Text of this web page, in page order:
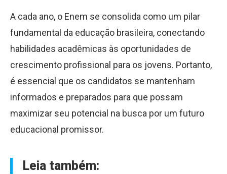
A cada ano, o Enem se consolida como um pilar
fundamental da educação brasileira, conectando
habilidades acadêmicas às oportunidades de
crescimento profissional para os jovens. Portanto,
é essencial que os candidatos se mantenham
informados e preparados para que possam
maximizar seu potencial na busca por um futuro
educacional promissor.
Leia também: